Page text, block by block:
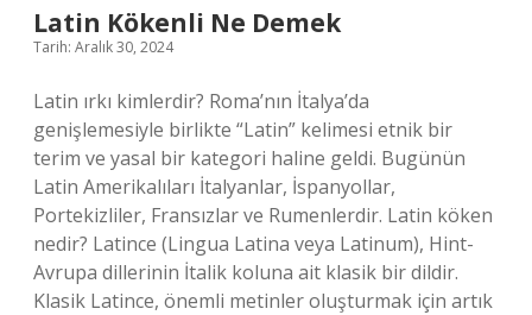
Latin Kökenli Ne Demek
Tarih: Aralık 30, 2024
Latin ırkı kimlerdir? Roma’nın İtalya’da
genişlemesiyle birlikte “Latin” kelimesi etnik bir
terim ve yasal bir kategori haline geldi. Bugünün
Latin Amerikalıları İtalyanlar, İspanyollar,
Portekizliler, Fransızlar ve Rumenlerdir. Latin köken
nedir? Latince (Lingua Latina veya Latinum), Hint-
Avrupa dillerinin İtalik koluna ait klasik bir dildir.
Klasik Latince, önemli metinler oluşturmak için artık